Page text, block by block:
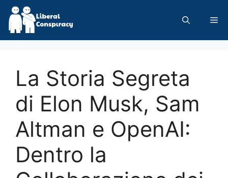
Skip
content
La Storia Segreta
di Elon Musk, Sam
Altman e OpenAI:
Dentro la